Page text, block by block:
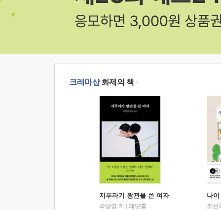
크레마샵화제의 책
지푸라기 왕관을 쓴 여자
박상영 저
래빗홀
나
조선